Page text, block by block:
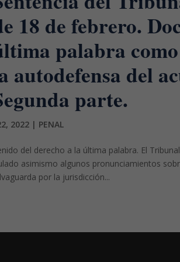
18 de febrero.
palabra
autodefensa del
parte.
2022 | PENAL
del derecho a la última palabra. El
asimismo algunos pronunciamientos
por la jurisdicción...